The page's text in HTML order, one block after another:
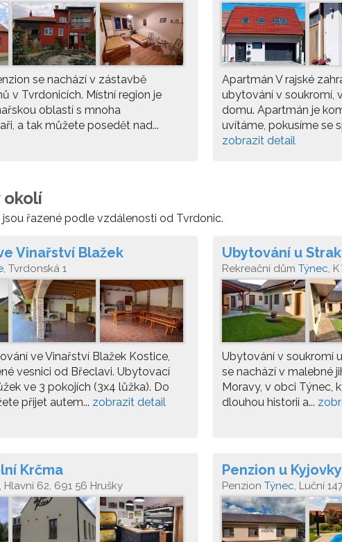
se nachází v zástavbě
v Tvrdonicích. Místní region je
oblastí s mnoha
a tak můžete posedět nad...
Tvrdonice
Apartmán V rajské
ubytování v soukromí,
domu. Apartmán je
uvítáme, pokusíme se
zobrazit detail
okolí
řazené podle vzdálenosti od Tvrdonic.
Vinařství Blažek
, Tvrdonská 1
ve Vinařství Blažek Kostice,
vesnici od Břeclavi. Ubytovací
ve 3 pokojích (3x4 lůžka). Do
přijet autem... zobrazit detail
Ubytování u
Rekreační dům Týnec,
Ubytování v soukromí
se nachází v malebné
Moravy, v obci Týnec,
dlouhou historií a...
Krčma
, Hlavní 62, 691 56 Hrušky
Penzion u Kyjovky
Penzion Týnec, Luční